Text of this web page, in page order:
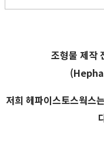
조형물 제작
저희 헤파이스토스웍스